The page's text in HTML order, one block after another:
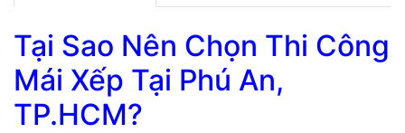
Tại Sao Nên Chọn Thi Công
Mái Xếp Tại Phú An,
TP.HCM?